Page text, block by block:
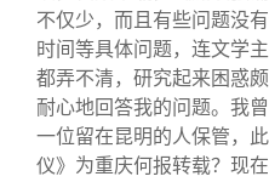
不仅少，而且有些问题没
时间等具体问题，连文学
都弄不清，研究起来困惑
耐心地回答我的问题。我
一位留在昆明的人保管，
仪》为重庆何报转载？现